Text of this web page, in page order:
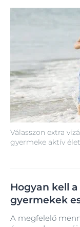
Válasszon extra
gyermeke aktív
Hogyan kell
gyermekek
A megfelelő